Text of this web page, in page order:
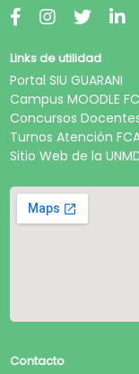
Links de utilidad
Portal SIU GUARANI
Campus MOODLE
Concursos
Turnos Atención
Sitio Web de la
Contacto